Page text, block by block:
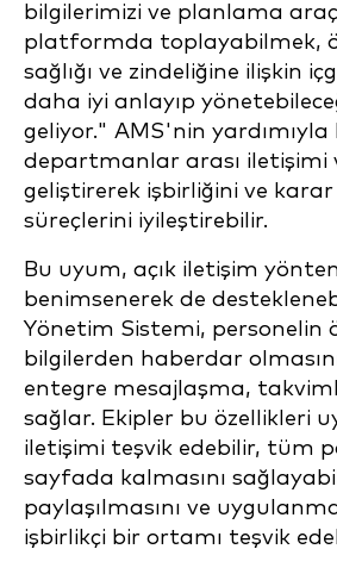
bilgilerimizi ve planlama
platformda toplayabilmek,
sağlığı ve zindeliğine ilişkin
daha iyi anlayıp
geliyor." AMS'nin yardımıyla
departmanlar arası iletişimi
geliştirerek işbirliğini ve
süreçlerini iyileştirebilir.
Bu uyum, açık iletişim
benimsenerek de
Yönetim Sistemi, personelin
bilgilerden haberdar
entegre mesajlaşma,
sağlar. Ekipler bu özellikleri
iletişimi teşvik edebilir, tüm
sayfada kalmasını
paylaşılmasını ve
işbirlikçi bir ortamı teşvik